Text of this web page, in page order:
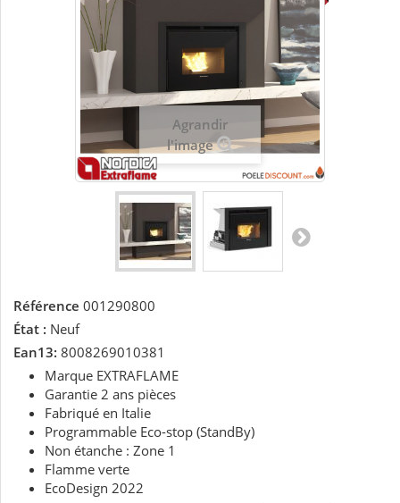
Agrandir
l'image
Référence 001290800
État : Neuf
Ean13: 8008269010381
Marque EXTRAFLAME
Garantie 2 ans pièces
Fabriqué en Italie
Programmable Eco-stop (StandBy)
Non étanche : Zone 1
Flamme verte
EcoDesign 2022